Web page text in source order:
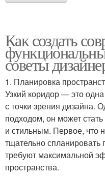
Как создать
советы
1. Планировка
Узкий коридор — это
с точки зрения дизайна.
подходом, он может
и стильным. Первое, что
тщательно спланировать
требуют максимальной
пространства.